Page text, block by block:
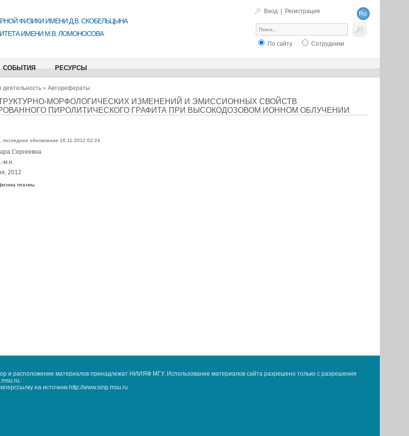
Вход Регистрация
Ru
En
ФИЗИКИ ИМЕНИ Д.В. СКОБЕЛЬЦЫНА
ИМЕНИ М.В. ЛОМОНОСОВА
По сайту Сотрудники
СОБЫТИЯ РЕСУРСЫ
деятельность» Авторефераты
МОРФОЛОГИЧЕСКИХ ИЗМЕНЕНИЙ И ЭМИССИОННЫХ СВОЙСТВ
ПИРОЛИТИЧЕСКОГО ГРАФИТА ПРИ ВЫСОКОДОЗОВОМ ИОННОМ ОБЛУЧЕНИИ
последнее обновление 16.11.2012 02:24
Сергеевна
м.н.
2012
плазмы
и расположение материалов принадлежат НИИЯФ МГУ. Использование материалов сайта разрешено только с разрешения
на источник http://www.sinp.msu.ru